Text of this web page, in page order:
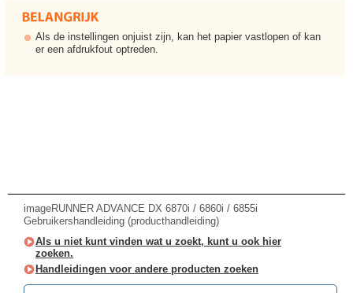
Als de instellingen onjuist zijn, kan het papier vastlopen of kan
er een afdrukfout optreden.
imageRUNNER ADVANCE DX 6870i / 6860i / 6855i
Gebruikershandleiding (producthandleiding)
Als u niet kunt vinden wat u zoekt, kunt u ook hier
zoeken.
Handleidingen voor andere producten zoeken